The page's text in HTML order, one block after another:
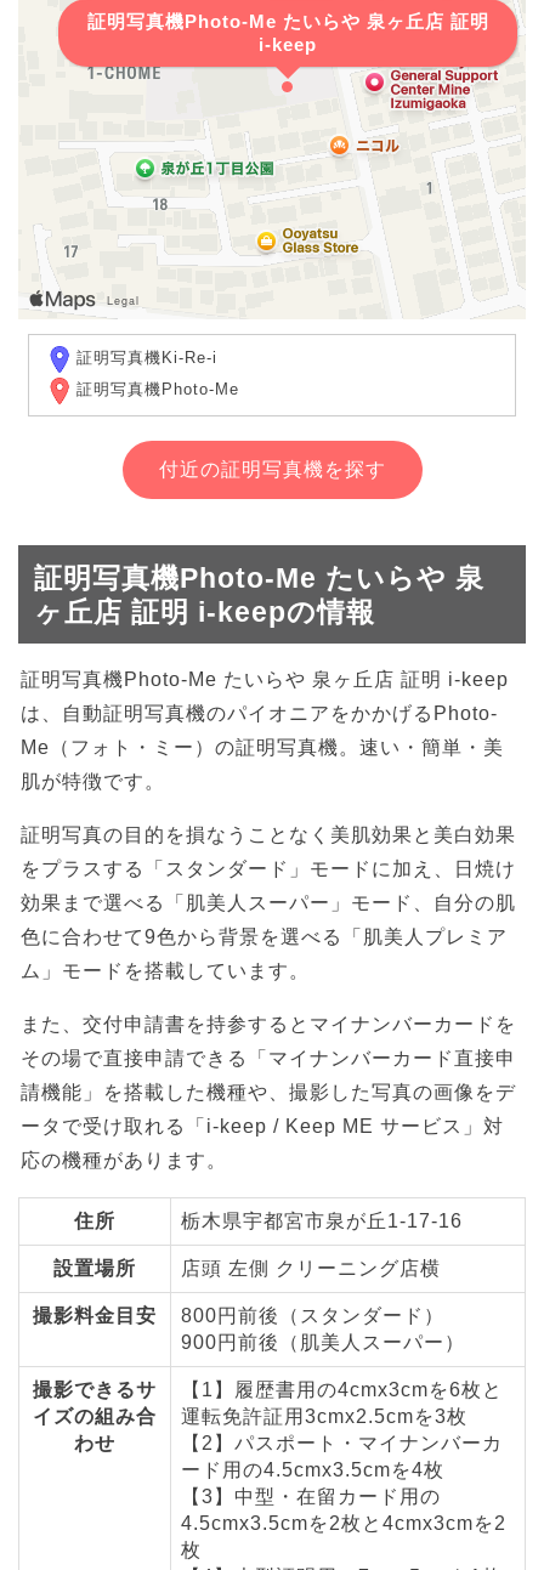
証明写真機Photo-Me たいらや 泉ヶ丘店 証明
i-keep
証明写真機Ki-Re-i
証明写真機Photo-Me
付近の証明写真機を探す
証明写真機Photo-Me たいらや 泉
ヶ丘店 証明 i-keepの情報
証明写真機Photo-Me たいらや 泉ヶ丘店 証明 i-keep
は、自動証明写真機のパイオニアをかかげるPhoto-
Me（フォト・ミー）の証明写真機。速い・簡単・美
肌が特徴です。
証明写真の目的を損なうことなく美肌効果と美白効果
をプラスする「スタンダード」モードに加え、日焼け
効果まで選べる「肌美人スーパー」モード、自分の肌
色に合わせて9色から背景を選べる「肌美人プレミア
ム」モードを搭載しています。
また、交付申請書を持参するとマイナンバーカードを
その場で直接申請できる「マイナンバーカード直接申
請機能」を搭載した機種や、撮影した写真の画像をデ
ータで受け取れる「i-keep / Keep ME サービス」対
応の機種があります。
住所 栃木県宇都宮市泉が丘1-17-16
設置場所 店頭 左側 クリーニング店横
撮影料金目安
800円前後（スタンダード）
900円前後（肌美人スーパー）
撮影できるサ
イズの組み合
わせ
【1】履歴書用の4cmx3cmを6枚と
運転免許証用3cmx2.5cmを3枚
【2】パスポート・マイナンバーカ
ード用の4.5cmx3.5cmを4枚
【3】中型・在留カード用の
4.5cmx3.5cmを2枚と4cmx3cmを2
枚